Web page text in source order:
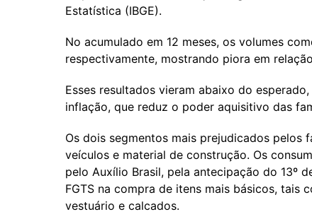
Estatística (IBGE).
No acumulado em 12 meses, os volumes
respectivamente, mostrando piora em
Esses resultados vieram abaixo do
inflação, que reduz o poder aquisitivo das
Os dois segmentos mais prejudicados
veículos e material de construção. Os
pelo Auxílio Brasil, pela antecipação do 13º
FGTS na compra de itens mais básicos, tais
vestuário e calcados.